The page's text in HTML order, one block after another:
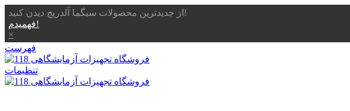
از جدیدترین محصولات سیگما آلدریچ دیدن کنید!
فهمیدم!
×
فهرست
تنظیمات